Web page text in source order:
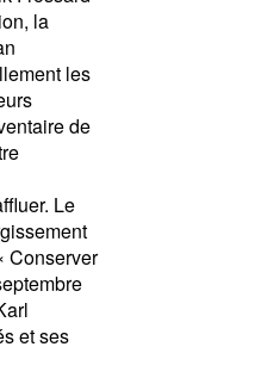
la
les
de
Le
Conserver
et ses